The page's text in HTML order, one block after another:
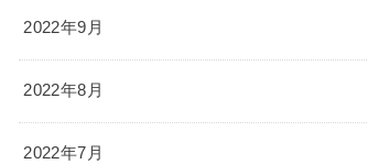
2022年9月
2022年8月
2022年7月